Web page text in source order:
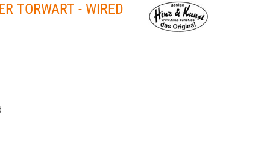
TORWART - WIRED L